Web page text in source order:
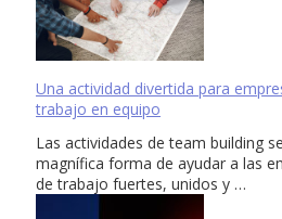
Una actividad divertida para
trabajo en equipo
Las actividades de team building
magnífica forma de ayudar a las
de trabajo fuertes, unidos y …